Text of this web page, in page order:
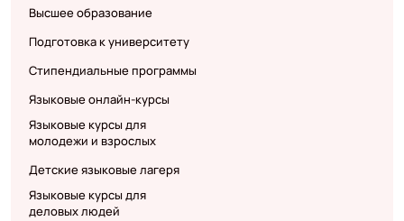
Высшее образование
Подготовка к университету
Стипендиальные программы
Языковые онлайн-курсы
Языковые курсы для
молодежи и взрослых
Детские языковые лагеря
Языковые курсы для
деловых людей